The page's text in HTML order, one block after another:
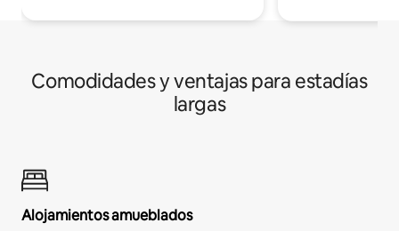
Comodidades y ventajas para estadías
largas
Alojamientos amueblados